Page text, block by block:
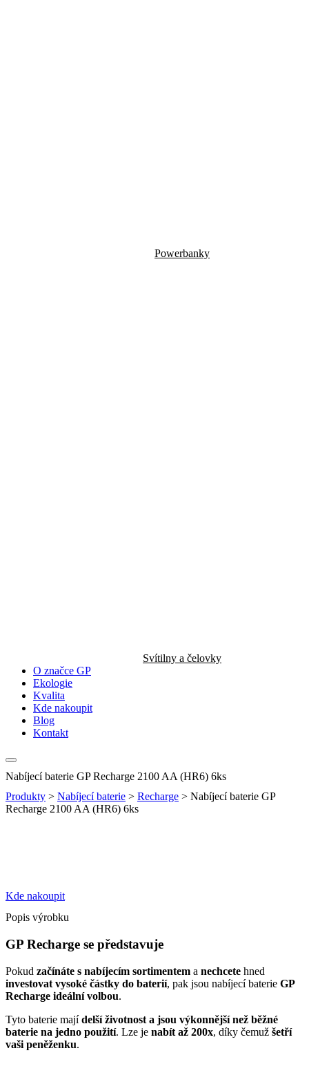
Powerbanky
Svítilny a čelovky
O značce GP
Ekologie
Kvalita
Kde nakoupit
Blog
Kontakt
Nabíjecí baterie GP Recharge 2100 AA (HR6) 6ks
Produkty > Nabíjecí baterie > Recharge > Nabíjecí baterie GP
Recharge 2100 AA (HR6) 6ks
Kde nakoupit
Popis výrobku
GP Recharge se představuje
Pokud začínáte s nabíjecím sortimentem a nechcete hned
investovat vysoké částky do baterií, pak jsou nabíjecí baterie GP
Recharge ideální volbou.
Tyto baterie majídelší životnost a jsou výkonnější než běžné
baterie na jedno použití. Lze je nabít až 200x, díky čemuž šetří
vaši peněženku.